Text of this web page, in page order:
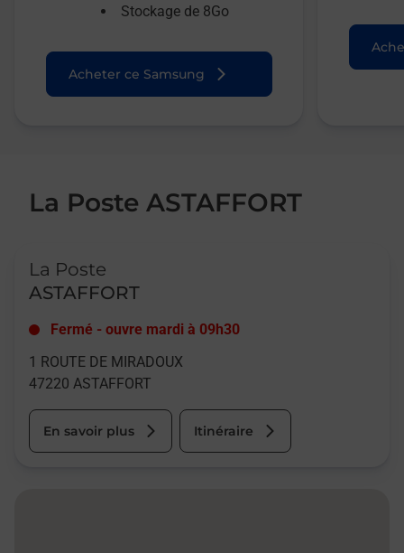
Stockage de 8Go
Acheter ce Samsung
La Poste ASTAFFORT
La Poste
ASTAFFORT
Fermé - ouvre mardi à 09h30
1 ROUTE DE MIRADOUX
47220 ASTAFFORT
En savoir plus Itinéraire